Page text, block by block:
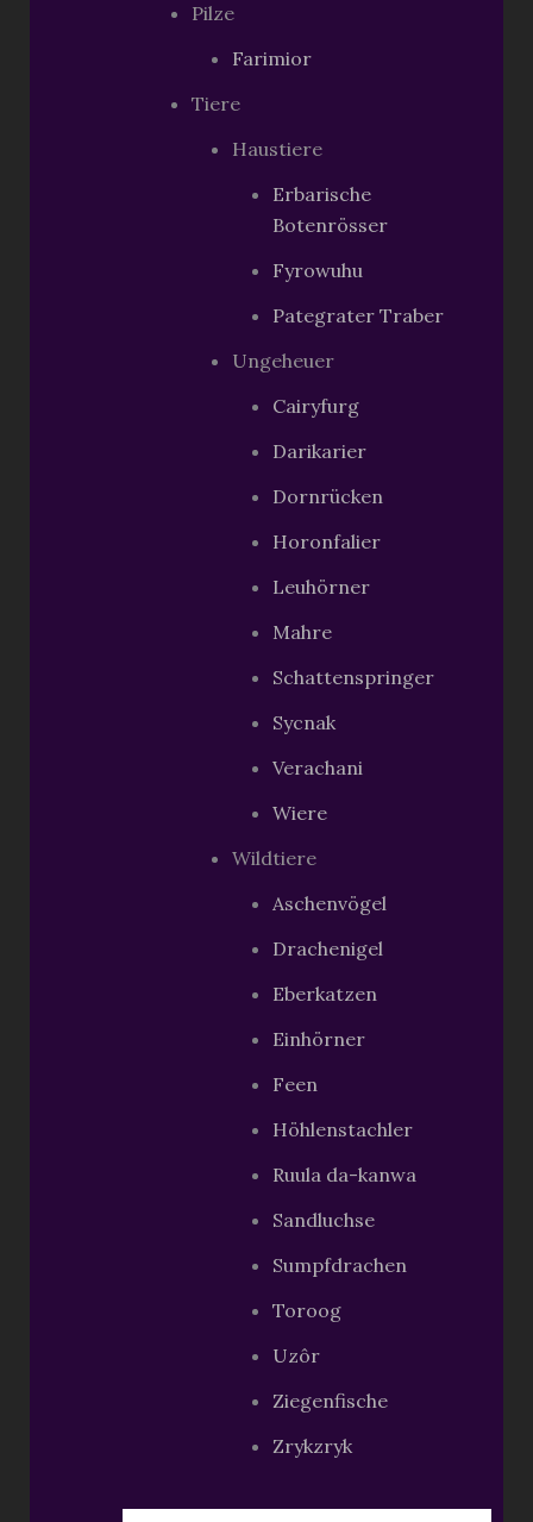
Pilze
Farimior
Tiere
Haustiere
Erbarische
Botenrösser
Fyrowuhu
Pategrater Traber
Ungeheuer
Cairyfurg
Darikarier
Dornrücken
Horonfalier
Leuhörner
Mahre
Schattenspringer
Sycnak
Verachani
Wiere
Wildtiere
Aschenvögel
Drachenigel
Eberkatzen
Einhörner
Feen
Höhlenstachler
Ruula da-kanwa
Sandluchse
Sumpfdrachen
Toroog
Uzôr
Ziegenfische
Zrykzryk